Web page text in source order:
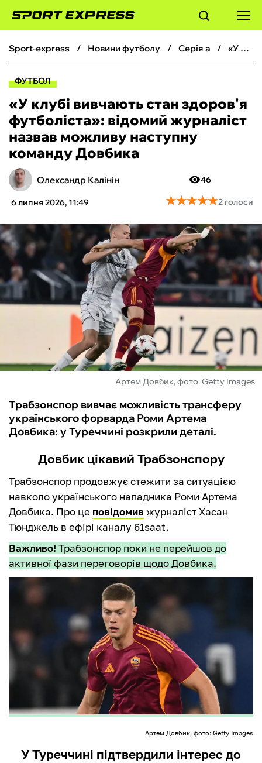
ФУТБОЛ
БОКС
ХОКЕЙ
ТЕНІС
КІБЕРСПОРТ
ЧС-2026
ФУТЗАЛ
БУКМЕКЕРИ
sport-express новини футболу серія а «У клубі вивчають стан здоров'я футболіста»: відомий журналіст назвав можливу наступну команду Довбика
ФУТБОЛ
«У клубі вивчають стан здоров'я
футболіста»: відомий журналіст
назвав можливу наступну
команду Довбика
Олександр Калінін
6 липня 2026, 11:49
46
★★★★★
★★★★★2 голоси
Артем Довбик, фото: Getty Images
Трабзонспор вивчає можливість трансферу
українського форварда Роми Артема
Довбика: у Туреччині розкрили деталі.
Довбик цікавий Трабзонспору
Трабзонспор продовжує стежити за ситуацією
навколо українського нападника Роми Артема
Довбика. Про це повідомивжурналіст Хасан
Тюнджель в ефірі каналу 61saat.
Важливо! Трабзонспор поки не перейшов до
активної фази переговорів щодо Довбика.
Артем Довбик, фото: Getty Images
У Туреччині підтвердили інтерес до